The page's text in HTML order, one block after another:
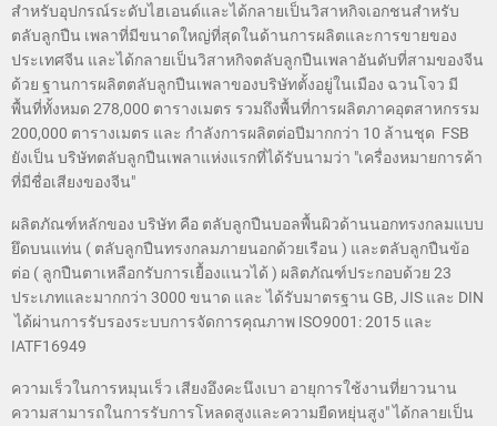
แผนแก้ปัญหา
สำหรับอุปกรณ์ระดับไฮเอนด์และได้กลายเป็นวิสาหกิจเอกชนสำหรับ
ตลับลูกปืน เพลาที่มีขนาดใหญ่ที่สุดในด้านการผลิตและการขายของ
ประเทศจีน และได้กลายเป็นวิสาหกิจตลับลูกปืนเพลาอันดับที่สามของจีน
ด้วย ฐานการผลิตตลับลูกปืนเพลาของบริษัทตั้งอยู่ในเมือง ฉวนโจว มี
พื้นที่ทั้งหมด 278,000 ตารางเมตร รวมถึงพื้นที่การผลิตภาคอุตสาหกรรม
200,000 ตารางเมตร และ กำลังการผลิตต่อปีมากกว่า 10 ล้านชุด FSB
ยังเป็น บริษัทตลับลูกปืนเพลาแห่งแรกที่ได้รับนามว่า "เครื่องหมายการค้า
ที่มีชื่อเสียงของจีน"
ผลิตภัณฑ์หลักของ บริษัท คือ ตลับลูกปืนบอลพื้นผิวด้านนอกทรงกลมแบบ
ยึดบนแท่น ( ตลับลูกปืนทรงกลมภายนอกด้วยเรือน ) และตลับลูกปืนข้อ
ต่อ ( ลูกปืนตาเหลือกรับการเยื้องแนวได้ ) ผลิตภัณฑ์ประกอบด้วย 23
ประเภทและมากกว่า 3000 ขนาด และ ได้รับมาตรฐาน GB, JIS และ DIN
ได้ผ่านการรับรองระบบการจัดการคุณภาพ ISO9001: 2015 และ
IATF16949
ความเร็วในการหมุนเร็ว เสียงอึงคะนึงเบา อายุการใช้งานที่ยาวนาน
ความสามารถในการรับการโหลดสูงและความยืดหยุ่นสูง" ได้กลายเป็น